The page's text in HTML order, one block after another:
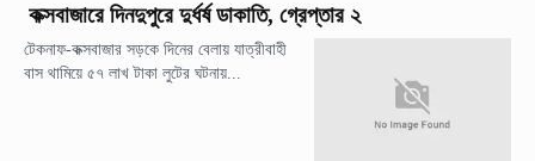
কক্সবাজারে দিনদুপুরে দুর্ধর্ষ ডাকাতি, গ্রেপ্তার ২
টেকনাফ-কক্সবাজার সড়কে দিনের বেলায় যাত্রীবাহী
বাস থামিয়ে ৫৭ লাখ টাকা লুটের ঘটনায়...